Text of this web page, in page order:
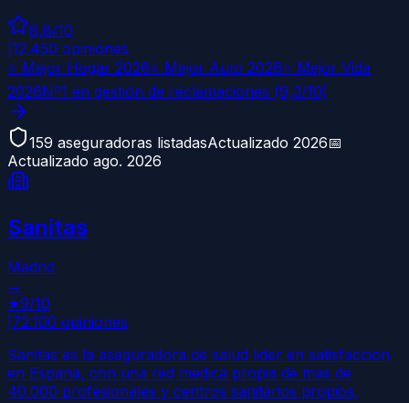
8,8/10
12.450 opiniones
⭐ Mejor Hogar 2026⭐ Mejor Auto 2026⭐ Mejor Vida
2026Nº1 en gestión de reclamaciones (9,3/10)
159 aseguradoras listadasActualizado 2026📅
Actualizado ago. 2026
Sanitas
Madrid
→
★9/10
72.100 opiniones
Sanitas es la aseguradora de salud lider en satisfaccion
en Espana, con una red medica propia de mas de
40.000 profesionales y centros sanitarios propios.